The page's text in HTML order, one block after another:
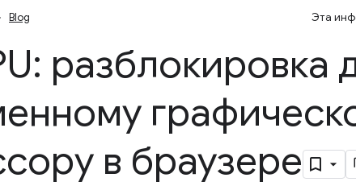
Blog Эта
разблокировка
в браузере